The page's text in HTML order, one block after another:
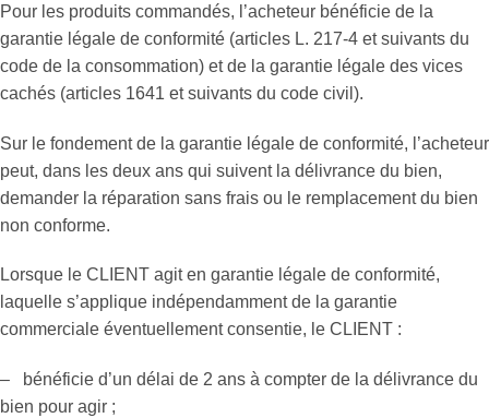
Pour les produits commandés, l’acheteur bénéficie de la
garantie légale de conformité (articles L. 217-4 et suivants du
code de la consommation) et de la garantie légale des vices
cachés (articles 1641 et suivants du code civil).
Sur le fondement de la garantie légale de conformité, l’acheteur
peut, dans les deux ans qui suivent la délivrance du bien,
demander la réparation sans frais ou le remplacement du bien
non conforme.
Lorsque le CLIENT agit en garantie légale de conformité,
laquelle s’applique indépendamment de la garantie
commerciale éventuellement consentie, le CLIENT :
– bénéficie d’un délai de 2 ans à compter de la délivrance du
bien pour agir ;